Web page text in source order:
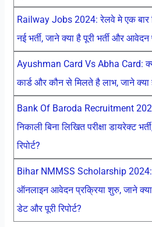
Railway Jobs 2024: रेलवे मे एक बार
नई भर्ती, जाने क्या है पूरी भर्ती और आवेदन
Ayushman Card Vs Abha Card:
कार्ड और कौन से मिलते है लाभ, जाने क्या है
Bank Of Baroda Recruitment
निकाली बिना लिखित परीक्षा डायरेक्ट
रिपोर्ट?
Bihar NMMSS Scholarship 2024:
ऑनलाइन आवेदन प्रक्रिया शुरु, जाने
डेट और पूरी रिपोर्ट?